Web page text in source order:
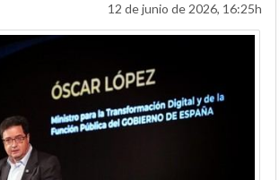
12 de junio de 2026, 16:25h